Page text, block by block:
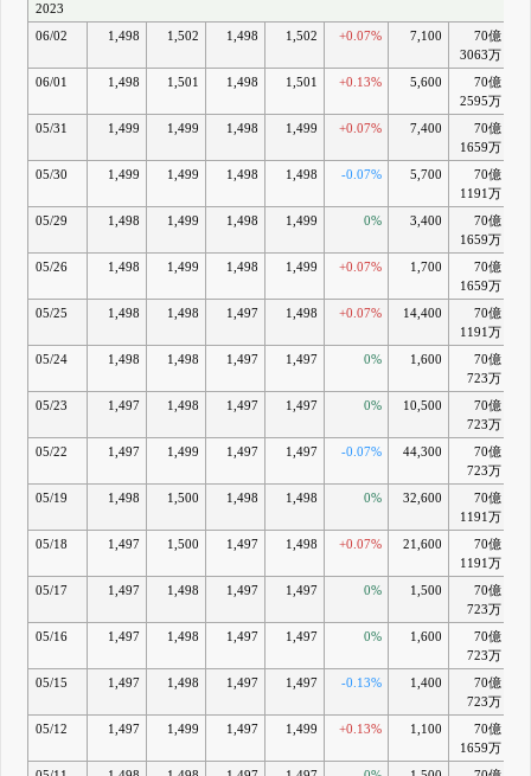
2023
06/02
1,498 1,502 1,498 1,502 +0.07% 7,100
70億
3063万
06/01 1,498 1,501 1,498 1,501 +0.13% 5,600
70億
2595万
05/31 1,499 1,499 1,498 1,499 +0.07% 7,400
70億
1659万
05/30 1,499 1,499 1,498 1,498 -0.07% 5,700
70億
1191万
05/29
1,498 1,499 1,498 1,499 0% 3,400
70億
1659万
05/26 1,498 1,499 1,498 1,499 +0.07% 1,700
70億
1659万
05/25 1,498 1,498 1,497 1,498 +0.07% 14,400
70億
1191万
05/24
1,498 1,498 1,497 1,497 0% 1,600
70億
723万
05/23
1,497 1,498 1,497 1,497 0% 10,500
70億
723万
05/22
1,497 1,499 1,497 1,497 -0.07% 44,300
70億
723万
05/19
1,498 1,500 1,498 1,498 0% 32,600
70億
1191万
05/18 1,497 1,500 1,497 1,498 +0.07% 21,600
70億
1191万
05/17 1,497 1,498 1,497 1,497 0% 1,500
70億
723万
05/16
1,497 1,498 1,497 1,497 0% 1,600
70億
723万
05/15
1,497 1,498 1,497 1,497 -0.13% 1,400
70億
723万
05/12
1,497 1,499 1,497 1,499 +0.13% 1,100
70億
1659万